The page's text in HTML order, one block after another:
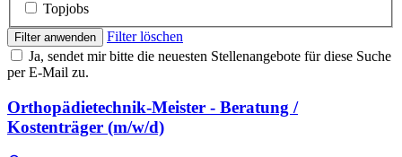
Topjobs
Filter anwenden
Filter löschen
Ja, sendet mir bitte die neuesten Stellenangebote für diese Suche
per E-Mail zu.
Orthopädietechnik-Meister - Beratung /
Kostenträger (m/w/d)